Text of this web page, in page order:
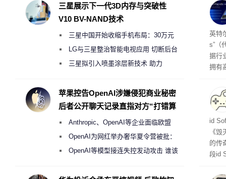
256
英特
s”（
据行
拥有
务
战
id
《
的传
段id
三星展示下一代3D内存与突破性
V10 BV-NAND技术
三星中国开始收缩手机布局：30万元
月销售额不达标门店 将被逐步清退
LG与三星整治智能电视应用 切断后台
偷偷共享带宽的违规行为
三星拟引入喷墨涂层新技术 助力
度
苹果控告OpenAI涉嫌侵犯商业秘密
后者公开聊天记录直指对方“打错算
Anthropic、OpenAI等企业面临欧盟
《人工智能法案》全新执法权限审查
OpenAI为网红举办奢华夏令营被批：
2000美元一晚 遭讽“反乌托邦”
OpenAI等模型接连失控发动攻击 谁该